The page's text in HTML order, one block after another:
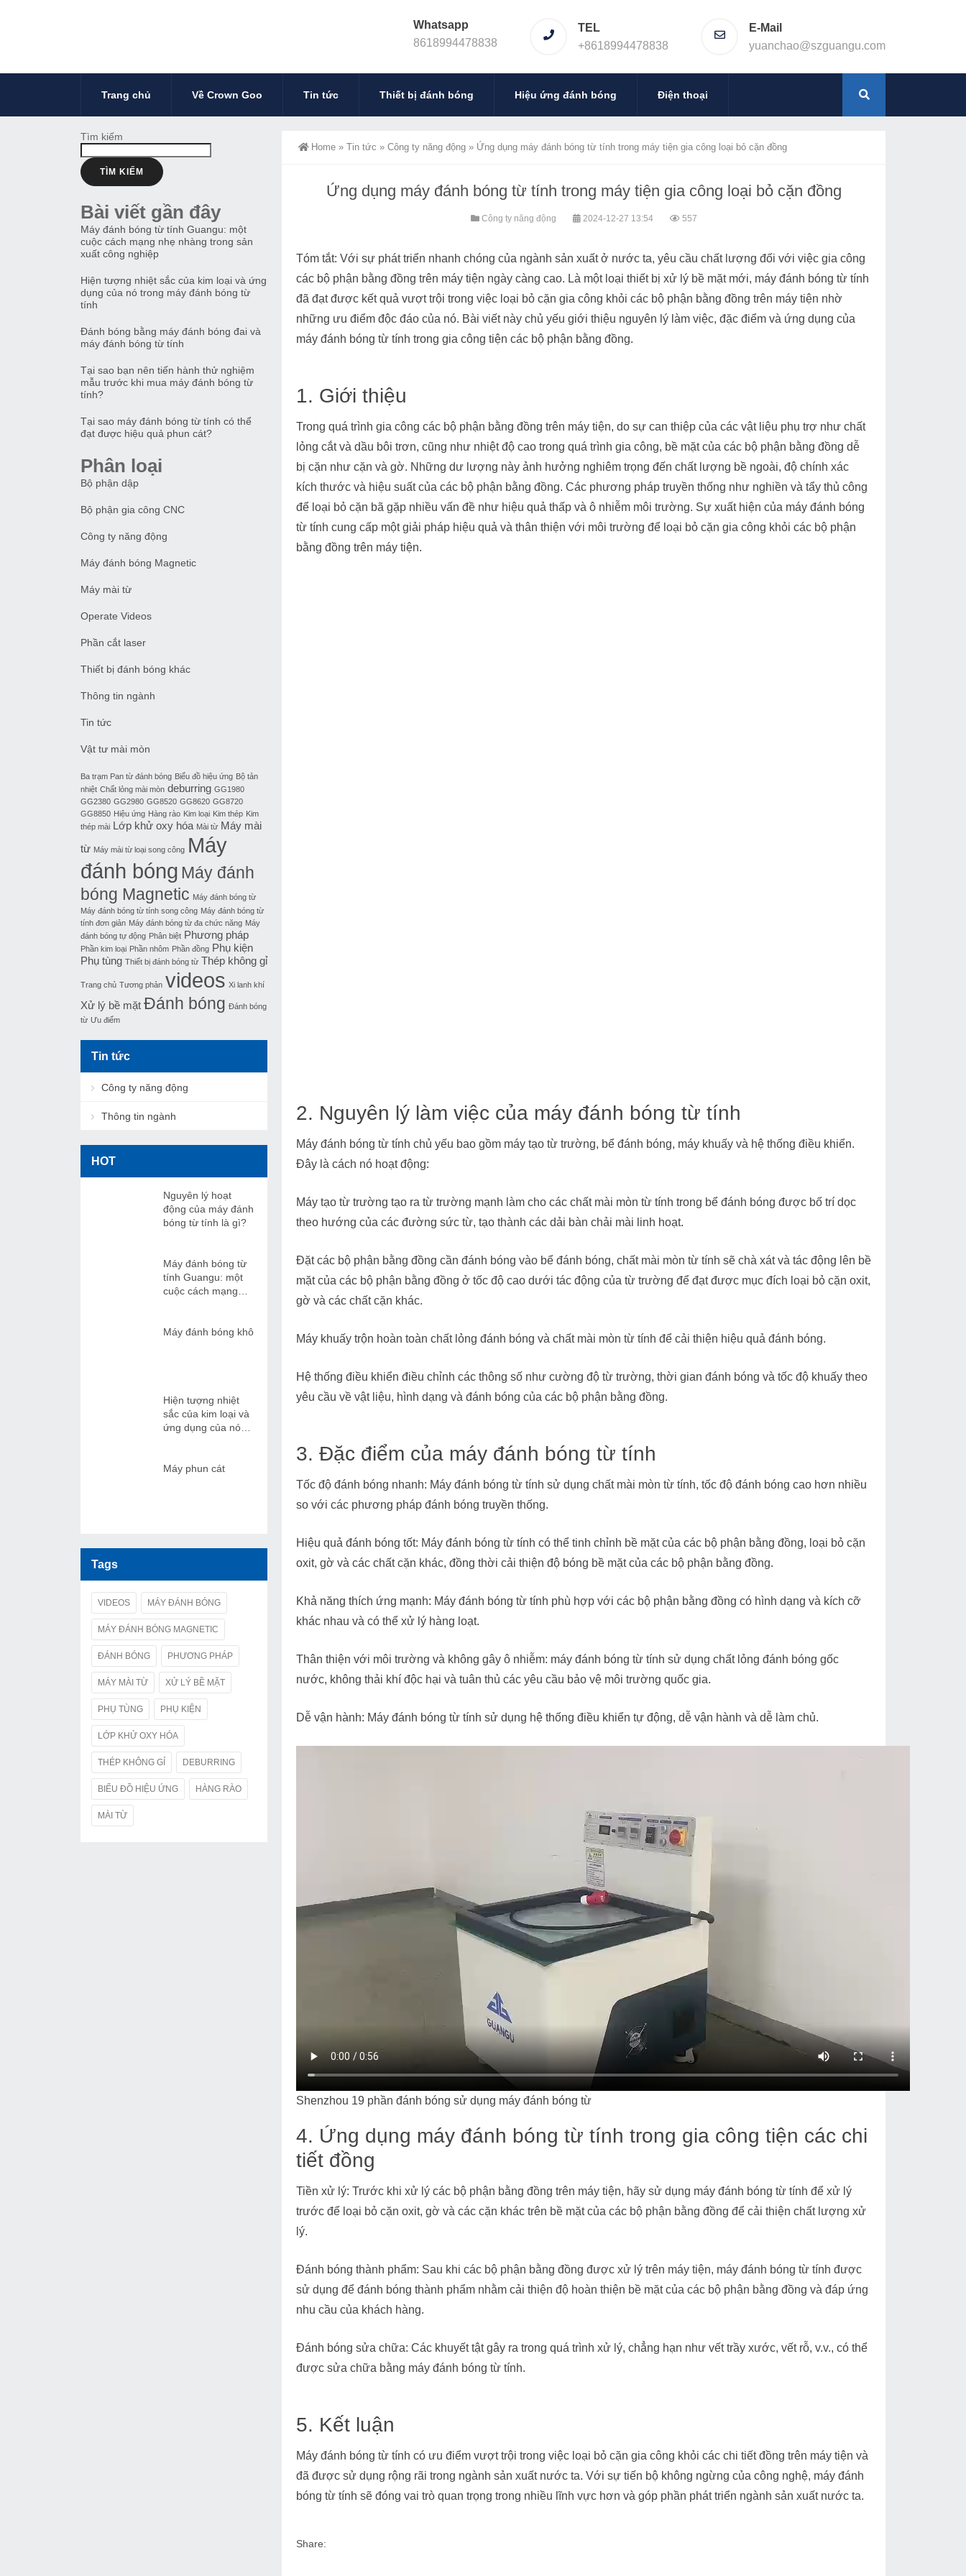
Whatsapp
8618994478838
TEL
+8618994478838
E-Mail
yuanchao@szguangu.com
Trang chủ Về Crown Goo Tin tức Thiết bị đánh bóng Hiệu ứng đánh bóng Điện thoại
Home » Tin tức » Công ty năng động » Ứng dụng máy đánh bóng từ tính trong máy tiện gia công loại bỏ cặn đồng
Ứng dụng máy đánh bóng từ tính trong máy tiện gia công loại bỏ cặn đồng
Công ty năng động 2024-12-27 13:54 557
Tóm tắt: Với sự phát triển nhanh chóng của ngành sản xuất ở nước ta, yêu cầu chất lượng đối với việc gia công
các bộ phận bằng đồng trên máy tiện ngày càng cao. Là một loại thiết bị xử lý bề mặt mới, máy đánh bóng từ tính
đã đạt được kết quả vượt trội trong việc loại bỏ cặn gia công khỏi các bộ phận bằng đồng trên máy tiện nhờ
những ưu điểm độc đáo của nó. Bài viết này chủ yếu giới thiệu nguyên lý làm việc, đặc điểm và ứng dụng của
máy đánh bóng từ tính trong gia công tiện các bộ phận bằng đồng.
1. Giới thiệu
Trong quá trình gia công các bộ phận bằng đồng trên máy tiện, do sự can thiệp của các vật liệu phụ trợ như chất
lỏng cắt và dầu bôi trơn, cũng như nhiệt độ cao trong quá trình gia công, bề mặt của các bộ phận bằng đồng dễ
bị cặn như cặn và gờ. Những dư lượng này ảnh hưởng nghiêm trọng đến chất lượng bề ngoài, độ chính xác
kích thước và hiệu suất của các bộ phận bằng đồng. Các phương pháp truyền thống như nghiền và tẩy thủ công
để loại bỏ cặn bã gặp nhiều vấn đề như hiệu quả thấp và ô nhiễm môi trường. Sự xuất hiện của máy đánh bóng
từ tính cung cấp một giải pháp hiệu quả và thân thiện với môi trường để loại bỏ cặn gia công khỏi các bộ phận
bằng đồng trên máy tiện.
2. Nguyên lý làm việc của máy đánh bóng từ tính
Máy đánh bóng từ tính chủ yếu bao gồm máy tạo từ trường, bể đánh bóng, máy khuấy và hệ thống điều khiển.
Đây là cách nó hoạt động:
Máy tạo từ trường tạo ra từ trường mạnh làm cho các chất mài mòn từ tính trong bể đánh bóng được bố trí dọc
theo hướng của các đường sức từ, tạo thành các dải bàn chải mài linh hoạt.
Đặt các bộ phận bằng đồng cần đánh bóng vào bể đánh bóng, chất mài mòn từ tính sẽ chà xát và tác động lên bề
mặt của các bộ phận bằng đồng ở tốc độ cao dưới tác động của từ trường để đạt được mục đích loại bỏ cặn oxit,
gờ và các chất cặn khác.
Máy khuấy trộn hoàn toàn chất lỏng đánh bóng và chất mài mòn từ tính để cải thiện hiệu quả đánh bóng.
Hệ thống điều khiển điều chỉnh các thông số như cường độ từ trường, thời gian đánh bóng và tốc độ khuấy theo
yêu cầu về vật liệu, hình dạng và đánh bóng của các bộ phận bằng đồng.
3. Đặc điểm của máy đánh bóng từ tính
Tốc độ đánh bóng nhanh: Máy đánh bóng từ tính sử dụng chất mài mòn từ tính, tốc độ đánh bóng cao hơn nhiều
so với các phương pháp đánh bóng truyền thống.
Hiệu quả đánh bóng tốt: Máy đánh bóng từ tính có thể tinh chỉnh bề mặt của các bộ phận bằng đồng, loại bỏ cặn
oxit, gờ và các chất cặn khác, đồng thời cải thiện độ bóng bề mặt của các bộ phận bằng đồng.
Khả năng thích ứng mạnh: Máy đánh bóng từ tính phù hợp với các bộ phận bằng đồng có hình dạng và kích cỡ
khác nhau và có thể xử lý hàng loạt.
Thân thiện với môi trường và không gây ô nhiễm: máy đánh bóng từ tính sử dụng chất lỏng đánh bóng gốc
nước, không thải khí độc hại và tuân thủ các yêu cầu bảo vệ môi trường quốc gia.
Dễ vận hành: Máy đánh bóng từ tính sử dụng hệ thống điều khiển tự động, dễ vận hành và dễ làm chủ.
Shenzhou 19 phần đánh bóng sử dụng máy đánh bóng từ
4. Ứng dụng máy đánh bóng từ tính trong gia công tiện các chi
tiết đồng
Tiền xử lý: Trước khi xử lý các bộ phận bằng đồng trên máy tiện, hãy sử dụng máy đánh bóng từ tính để xử lý
trước để loại bỏ cặn oxit, gờ và các cặn khác trên bề mặt của các bộ phận bằng đồng để cải thiện chất lượng xử
lý.
Đánh bóng thành phẩm: Sau khi các bộ phận bằng đồng được xử lý trên máy tiện, máy đánh bóng từ tính được
sử dụng để đánh bóng thành phẩm nhằm cải thiện độ hoàn thiện bề mặt của các bộ phận bằng đồng và đáp ứng
nhu cầu của khách hàng.
Đánh bóng sửa chữa: Các khuyết tật gây ra trong quá trình xử lý, chẳng hạn như vết trầy xước, vết rỗ, v.v., có thể
được sửa chữa bằng máy đánh bóng từ tính.
5. Kết luận
Máy đánh bóng từ tính có ưu điểm vượt trội trong việc loại bỏ cặn gia công khỏi các chi tiết đồng trên máy tiện và
đã được sử dụng rộng rãi trong ngành sản xuất nước ta. Với sự tiến bộ không ngừng của công nghệ, máy đánh
bóng từ tính sẽ đóng vai trò quan trọng trong nhiều lĩnh vực hơn và góp phần phát triển ngành sản xuất nước ta.
Share:
Tìm kiếm
TÌM KIẾM
Bài viết gần đây
Máy đánh bóng từ tính Guangu: một
cuộc cách mạng nhẹ nhàng trong sản
xuất công nghiệp
Hiện tượng nhiệt sắc của kim loại và ứng
dụng của nó trong máy đánh bóng từ
tính
Đánh bóng bằng máy đánh bóng đai và
máy đánh bóng từ tính
Tại sao bạn nên tiến hành thử nghiệm
mẫu trước khi mua máy đánh bóng từ
tính?
Tại sao máy đánh bóng từ tính có thể
đạt được hiệu quả phun cát?
Phân loại
Bộ phận dập
Bộ phận gia công CNC
Công ty năng động
Máy đánh bóng Magnetic
Máy mài từ
Operate Videos
Phần cắt laser
Thiết bị đánh bóng khác
Thông tin ngành
Tin tức
Vật tư mài mòn
Ba trạm Pan từ đánh bóng Biểu đồ hiệu ứng Bộ tản
nhiệt Chất lỏng mài mòn deburring GG1980
GG2380 GG2980 GG8520 GG8620 GG8720
GG8850 Hiệu ứng Hàng rào Kim loại Kim thép Kim
thép mài Lớp khử oxy hóa Mài từ Máy mài
từ Máy mài từ loại song công Máy
đánh bóng Máy đánh
bóng Magnetic Máy đánh bóng từ
Máy đánh bóng từ tính song công Máy đánh bóng từ
tính đơn giản Máy đánh bóng từ đa chức năng Máy
đánh bóng tự động Phân biệt Phương pháp
Phần kim loại Phần nhôm Phần đồng Phụ kiện
Phụ tùng Thiết bị đánh bóng từ Thép không gỉ
Trang chủ Tương phản videos Xi lanh khí
Xử lý bề mặt Đánh bóng Đánh bóng
từ Ưu điểm
Tin tức
Công ty năng động
Thông tin ngành
HOT
Nguyên lý hoạt
động của máy đánh
bóng từ tính là gì?
Máy đánh bóng từ
tính Guangu: một
cuộc cách mạng
nghiệp
Máy đánh bóng khô
Hiện tượng nhiệt
sắc của kim loại và
ứng dụng của nó
Máy phun cát
Tags
VIDEOS MÁY ĐÁNH BÓNG
MÁY ĐÁNH BÓNG MAGNETIC
ĐÁNH BÓNG PHƯƠNG PHÁP
MÁY MÀI TỪ XỬ LÝ BỀ MẶT
PHỤ TÙNG PHỤ KIỆN
LỚP KHỬ OXY HÓA
THÉP KHÔNG GỈ DEBURRING
BIỂU ĐỒ HIỆU ỨNG HÀNG RÀO
MÀI TỪ